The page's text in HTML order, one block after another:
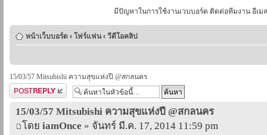
มีปัญหาในการใช้งานเวบบอร์ด ติดต่อทีมงาน อีเม
หน้าเว็บบอร์ด ‹ โฟร์แฟน ‹ วีดีโอคลิป
15/03/57 Mitsubishi ความสุขแห่งปี @สกลนคร
ตอบกระทู้
15/03/57 Mitsubishi ความสุขแห่งปี @สกลนคร
โดย iamOnce » จันทร์ มี.ค. 17, 2014 11:59 pm